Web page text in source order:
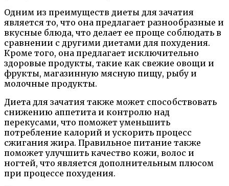
Одним из преимуществ диеты для зачатия
является то, что она предлагает разнообразные и
вкусные блюда, что делает ее проще соблюдать в
сравнении с другими диетами для похудения.
Кроме того, она предлагает исключительно
здоровые продукты, такие как свежие овощи и
фрукты, магазинную мясную пищу, рыбу и
молочные продукты.
Диета для зачатия также может способствовать
снижению аппетита и контролю над
перекусами, что поможет уменьшить
потребление калорий и ускорить процесс
сжигания жира. Правильное питание также
поможет улучшить качество кожи, волос и
ногтей, что является дополнительным плюсом
при процессе похудения.